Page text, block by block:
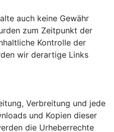
auch keine Gewähr
zum Zeitpunkt der
Kontrolle der
wir derartige Links
Verbreitung und jede
und Kopien dieser
die Urheberrechte